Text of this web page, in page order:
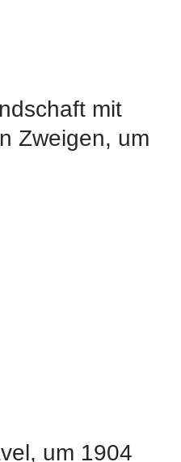
mit
Zweigen, um
um 1904